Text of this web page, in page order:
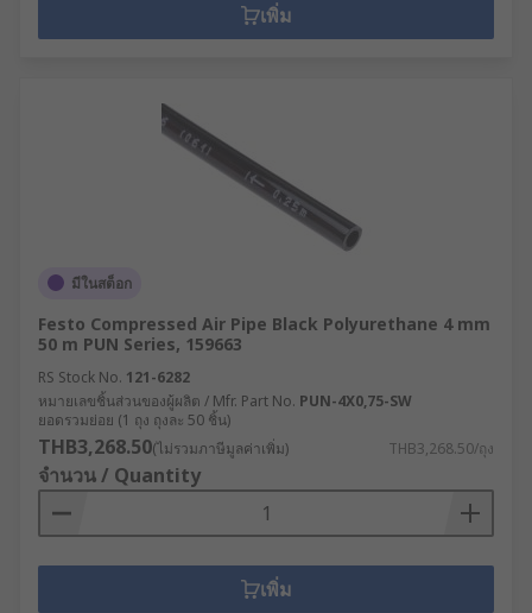
เพิ่ม
มีในสต็อก
Festo Compressed Air Pipe Black Polyurethane 4 mm
50 m PUN Series, 159663
RS Stock No. 121-6282
หมายเลขชิ้นส่วนของผู้ผลิต / Mfr. Part No. PUN-4X0,75-SW
ยอดรวมย่อย (1 ถุง ถุงละ 50 ชิ้น)
THB3,268.50(ไม่รวมภาษีมูลค่าเพิ่ม) THB3,268.50/ถุง
จำนวน / Quantity
เพิ่ม